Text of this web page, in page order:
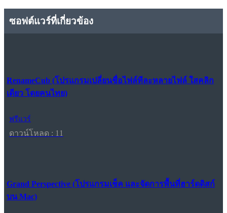
ซอฟต์แวร์ที่เกี่ยวข้อง
RenameCub (โปรแกรมเปลี่ยนชื่อไฟล์ทีละหลายไฟล์ ใสคลิก
เดียว โดยคนไทย)
ฟรีแวร์
ดาวน์โหลด : 11
Grand Perspective (โปรแกรมเช็ค และจัดการพื้นที่ฮาร์ดดิสก์
บน Mac)